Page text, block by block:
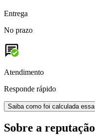
Entrega
No prazo
Atendimento
Responde rápido
Saiba como foi calculada
Sobre a